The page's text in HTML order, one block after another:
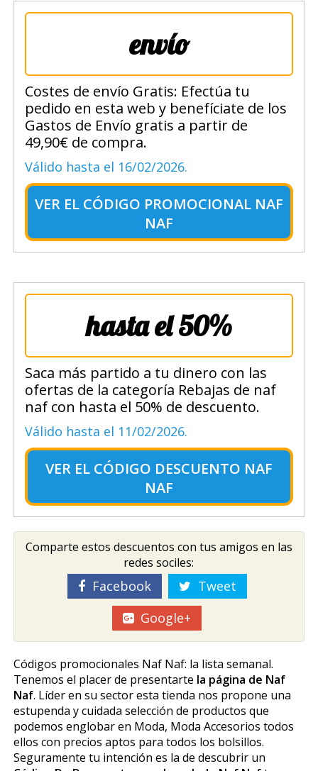
envío
Costes de envío Gratis: Efectúa tu
pedido en esta web y benefíciate de los
Gastos de Envío gratis a partir de
49,90€ de compra.
Válido hasta el 16/02/2026.
VER EL CÓDIGO PROMOCIONAL NAF
NAF
hasta el 50%
Saca más partido a tu dinero con las
ofertas de la categoría Rebajas de naf
naf con hasta el 50% de descuento.
Válido hasta el 11/02/2026.
VER EL CÓDIGO DESCUENTO NAF
NAF
Comparte estos descuentos con tus amigos en las
redes sociles:
Facebook
Tweet
Google+
Códigos promocionales Naf Naf: la lista semanal.
Tenemos el placer de presentarte la página de Naf
Naf. Líder en su sector esta tienda nos propone una
estupenda y cuidada selección de productos que
podemos englobar en Moda, Moda Accesorios todos
ellos con precios aptos para todos los bolsillos.
Seguramente tu intención es la de descubrir un